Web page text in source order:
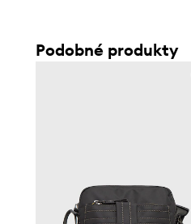
Podobné produkty